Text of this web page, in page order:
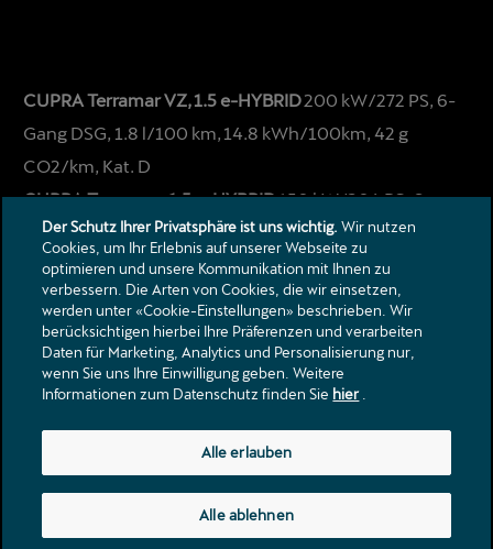
CUPRA Terramar VZ, 1.5 e-HYBRID200 kW/272 PS, 6-
Gang DSG, 1.8 l/100 km, 14.8 kWh/100km, 42 g
CO2/km, Kat. D
CUPRA Terramar, 1.5 e-HYBRID150 kW/204 PS, 6-
Gang DSG, 1.8 l/100 km, 14.8 kWh/100km, 42 g
CO2/km, Kat. D
Rechtliche Hinweise
Datenschutzerklärung
Der Schutz Ihrer Privatsphäre ist uns wichtig. Wir nutzen
Cookies, um Ihr Erlebnis auf unserer Webseite zu
optimieren und unsere Kommunikation mit Ihnen zu
verbessern. Die Arten von Cookies, die wir einsetzen,
werden unter «Cookie-Einstellungen» beschrieben. Wir
berücksichtigen hierbei Ihre Präferenzen und verarbeiten
Daten für Marketing, Analytics und Personalisierung nur,
wenn Sie uns Ihre Einwilligung geben. Weitere
Informationen zum Datenschutz finden Sie hier.
Alle ablehnen
Alle erlauben